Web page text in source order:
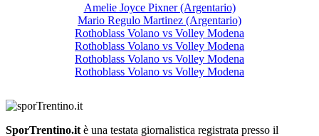
Amelie Joyce Pixner (Argentario)
Mario Regulo Martinez (Argentario)
Rothoblass Volano vs Volley Modena
Rothoblass Volano vs Volley Modena
Rothoblass Volano vs Volley Modena
Rothoblass Volano vs Volley Modena
SporTrentino.it è una testata giornalistica registrata presso il